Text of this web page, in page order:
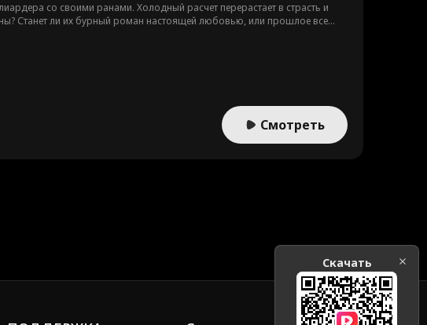
со своими ранами. Холодный расчет перерастает в страсть и
Станет ли их бурный роман настоящей любовью, или прошлое все
Смотреть
Скачать